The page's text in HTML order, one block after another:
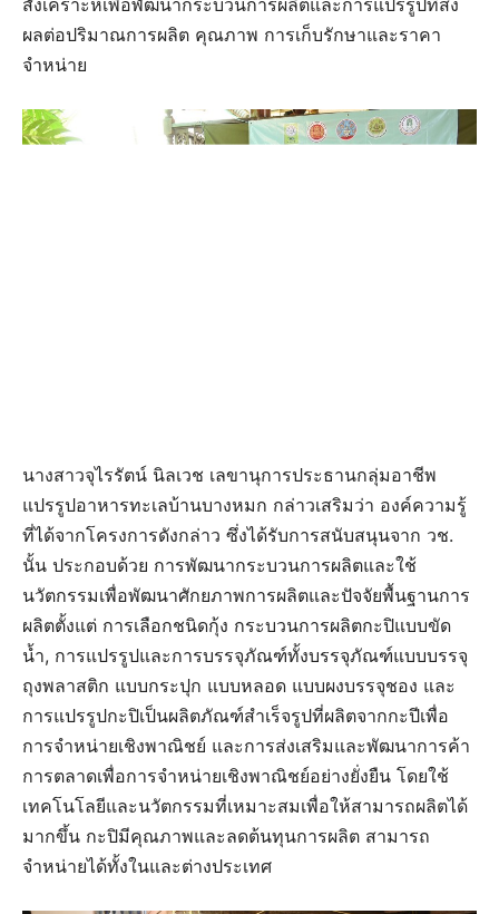
ผลต่อปริมาณการผลิต คุณภาพ การเก็บรักษาและราคา
จำหน่าย
นางสาวจุไรรัตน์ นิลเวช เลขานุการประธานกลุ่มอาชีพ
แปรรูปอาหารทะเลบ้านบางหมก กล่าวเสริมว่า องค์ความรู้
ที่ได้จากโครงการดังกล่าว ซึ่งได้รับการสนับสนุนจาก วช.
นั้น ประกอบด้วย การพัฒนากระบวนการผลิตและใช้
นวัตกรรมเพื่อพัฒนาศักยภาพการผลิตและปัจจัยพื้นฐานการ
ผลิตตั้งแต่ การเลือกชนิดกุ้ง กระบวนการผลิตกะปิแบบขัด
น้ำ, การแปรรูปและการบรรจุภัณฑ์ทั้งบรรจุภัณฑ์แบบบรรจุ
ถุงพลาสติก แบบกระปุก แบบหลอด แบบผงบรรจุชอง และ
การแปรรูปกะปิเป็นผลิตภัณฑ์สำเร็จรูปที่ผลิตจากกะปีเพื่อ
การจำหน่ายเชิงพาณิชย์ และการส่งเสริมและพัฒนาการค้า
การตลาดเพื่อการจำหน่ายเชิงพาณิชย์อย่างยั่งยืน โดยใช้
เทคโนโลยีและนวัตกรรมที่เหมาะสมเพื่อให้สามารถผลิตได้
มากขึ้น กะปิมีคุณภาพและลดต้นทุนการผลิต สามารถ
จำหน่ายได้ทั้งในและต่างประเทศ